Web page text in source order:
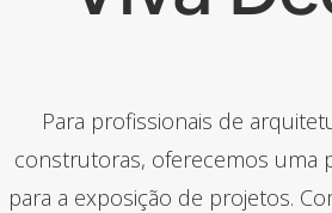
Para profissionais de
construtoras, oferecemos uma
para a exposição de projetos.